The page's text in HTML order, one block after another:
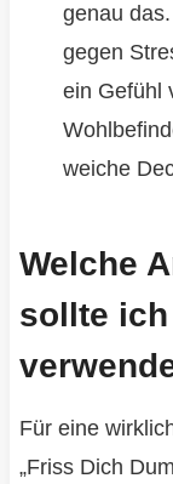
genau
gegen
ein Gefühl
weiche
Welche
sollte
Für eine
„Friss Dich